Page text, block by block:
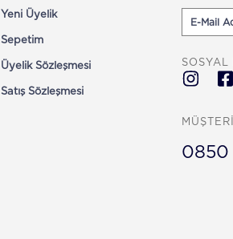
Yeni Üyelik
Sepetim
Üyelik Sözleşmesi
Satış Sözleşmesi
SOSYAL
0850